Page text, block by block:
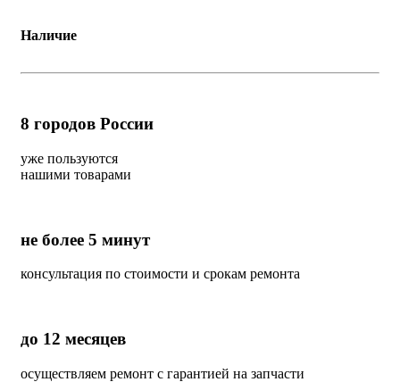
Наличие
8 городов России
уже пользуются
нашими товарами
не более 5 минут
консультация по стоимости и срокам ремонта
до 12 месяцев
осуществляем ремонт с гарантией на запчасти